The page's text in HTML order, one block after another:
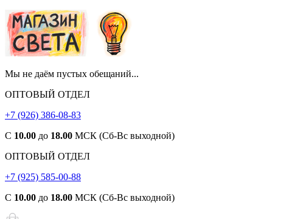
Мы не даём пустых обещаний...
ОПТОВЫЙ ОТДЕЛ
+7 (926) 386-08-83
С 10.00 до 18.00 МСК (Сб-Вс выходной)
ОПТОВЫЙ ОТДЕЛ
+7 (925) 585-00-88
С 10.00 до 18.00 МСК (Сб-Вс выходной)